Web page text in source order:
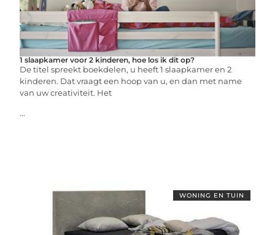
1 slaapkamer voor 2 kinderen, hoe los ik dit op?
De titel spreekt boekdelen, u heeft 1 slaapkamer en 2
kinderen. Dat vraagt een hoop van u, en dan met name
van uw creativiteit. Het
...
WONING EN TUIN